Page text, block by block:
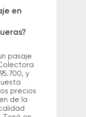
en
pasaje
y
precios
de la